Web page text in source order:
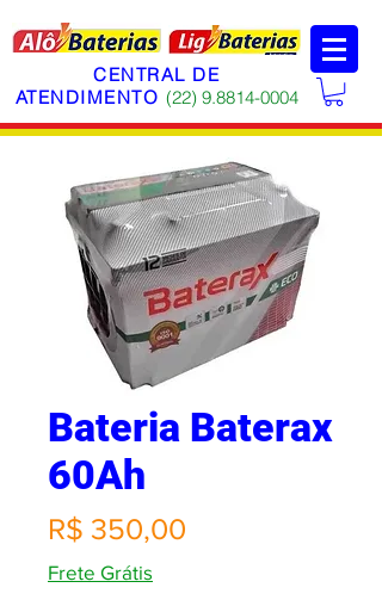
CENTRAL DE
ATENDIMENTO (22) 9.8814-0004
Bateria Baterax
60Ah
R$ 350,00
Frete Grátis